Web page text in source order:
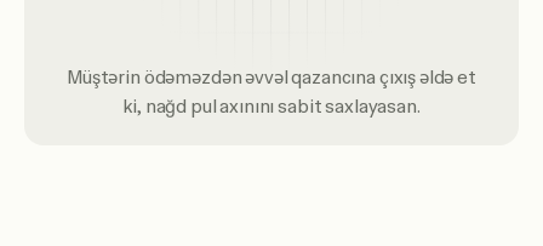
Müştərin ödəməzdən əvvəl qazancına çıxış əldə et
ki, nağd pul axınını sabit saxlayasan.